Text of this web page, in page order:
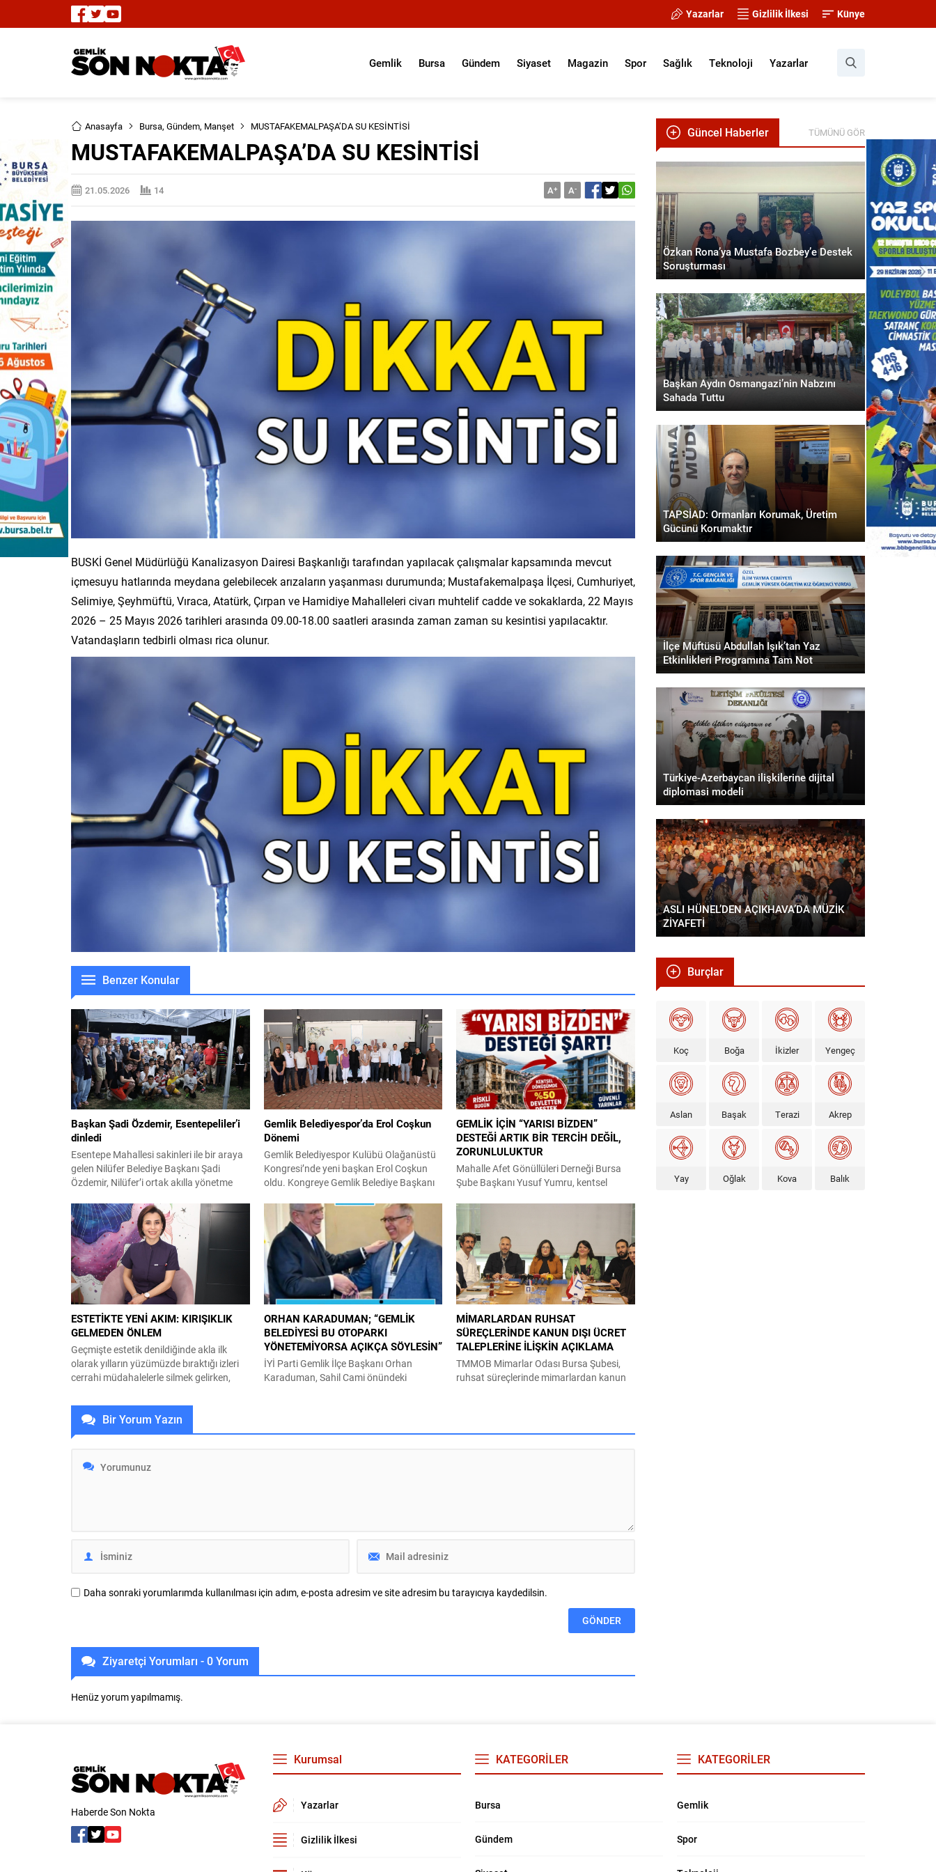
Yazarlar Gizlilik İlkesi Künye
Gemlik Bursa Gündem Siyaset Magazin Spor Sağlık Teknoloji Yazarlar
Anasayfa Bursa, Gündem, Manşet MUSTAFAKEMALPAŞA’DA SU KESİNTİSİ
MUSTAFAKEMALPAŞA’DA SU KESİNTİSİ
21.05.2026 14 A+ A-
BUSKİ Genel Müdürlüğü Kanalizasyon Dairesi Başkanlığı tarafından yapılacak çalışmalar kapsamında mevcut
içmesuyu hatlarında meydana gelebilecek arızaların yaşanması durumunda; Mustafakemalpaşa İlçesi, Cumhuriyet,
Selimiye, Şeyhmüftü, Vıraca, Atatürk, Çırpan ve Hamidiye Mahalleleri civarı muhtelif cadde ve sokaklarda, 22 Mayıs
2026 – 25 Mayıs 2026 tarihleri arasında 09.00-18.00 saatleri arasında zaman zaman su kesintisi yapılacaktır.
Vatandaşların tedbirli olması rica olunur.
Benzer Konular
Başkan Şadi Özdemir, Esentepeliler’i
dinledi
Esentepe Mahallesi sakinleri ile bir araya
gelen Nilüfer Belediye Başkanı Şadi
Özdemir, Nilüfer’i ortak akılla yönetme
Şadi Özdemir, bütçeyi verimli kullanarak,
sorunların üstesinden gelmeye
çalıştıklarını vurguladı. Nilüfer Belediyesi
tarafından mahallelerin ihtiyaçlarını
yerinde tespit edip, çözüm oluşturmak
amacıyla başlatılan “Şadi Başkan’la
Akşam Çayı” buluşmaları, sıcak havaya
rağmen...
Gemlik Belediyespor’da Erol Coşkun
Dönemi
Gemlik Belediyespor Kulübü Olağanüstü
Kongresi’nde yeni başkan Erol Coşkun
oldu. Kongreye Gemlik Belediye Başkanı
Yardımcısı Durmuş Uslu, Gemlik
Belediyespor Kulübü üyeleri ve
antrenörlerin yanı sıra Yeni Parti Gemlik
İlçe Başkanı Servet Pehlivan ile partililer
katıldı. Cemil Meriç Kültür Merkezi’ndeki
kongrede divan kurulu oy birliğiyle Asiye
Erman,...
GEMLİK İÇİN “YARISI BİZDEN”
DESTEĞİ ARTIK BİR TERCİH DEĞİL,
ZORUNLULUKTUR
Mahalle Afet Gönüllüleri Derneği Bursa
Şube Başkanı Yusuf Yumru, kentsel
bizden kampanyasının Gemlik için de
uygulanmasını istedi. Yazılı bir basın
açıklaması yapan MAG DER Başkanı
Yusuf Yumru, “Gemlik, Marmara
Bölgesi’nin en yüksek deprem riski
taşıyan ilçelerinden biridir. Bu nedenle
kentsel dönüşüm, yalnızca şehirleşme
meselesi değil; doğrudan...
ESTETİKTE YENİ AKIM: KIRIŞIKLIK
GELMEDEN ÖNLEM
Geçmişte estetik denildiğinde akla ilk
olarak yılların yüzümüzde bıraktığı izleri
cerrahi müdahalelerle silmek gelirken,
proaktif bir yaklaşım olan önleyici
estetiğe bırakıyor. Sorunları ortaya
çıktıktan sonra çözmek yerine oluşmadan
özellikle genç yaş grubunda giderek daha
fazla ilgi görüyor. Konuya ilişkin
ORHAN KARADUMAN; “GEMLİK
BELEDİYESİ BU OTOPARKI
YÖNETEMİYORSA AÇIKÇA SÖYLESİN”
İYİ Parti Gemlik İlçe Başkanı Orhan
Karaduman, Sahil Cami önündeki
aldığını açıklamasına rağmen, ilerleme
MİMARLARDAN RUHSAT
SÜREÇLERİNDE KANUN DIŞI ÜCRET
TALEPLERİNE İLİŞKİN AÇIKLAMA
TMMOB Mimarlar Odası Bursa Şubesi,
ruhsat süreçlerinde mimarlardan kanun
kamuoyundan yansıyan bildirimler
Bir Yorum Yazın
Daha sonraki yorumlarımda kullanılması için adım, e-posta adresim ve site adresim bu tarayıcıya kaydedilsin.
Ziyaretçi Yorumları - 0 Yorum
Henüz yorum yapılmamış.
Güncel Haberler TÜMÜNÜ GÖR
Özkan Rona’ya Mustafa Bozbey’e Destek
Soruşturması
Başkan Aydın Osmangazi’nin Nabzını
Sahada Tuttu
TAPSİAD: Ormanları Korumak, Üretim
Gücünü Korumaktır
İlçe Müftüsü Abdullah Işık’tan Yaz
Etkinlikleri Programına Tam Not
Türkiye-Azerbaycan ilişkilerine dijital
diplomasi modeli
ASLI HÜNEL’DEN AÇIKHAVA’DA MÜZİK
ZİYAFETİ
Burçlar
Koç Boğa İkizler Yengeç
Aslan Başak Terazi Akrep
Yay Oğlak Kova Balık
Haberde Son Nokta
Kurumsal
Yazarlar
Gizlilik İlkesi
KATEGORİLER
Bursa
Gündem
KATEGORİLER
Gemlik
Spor